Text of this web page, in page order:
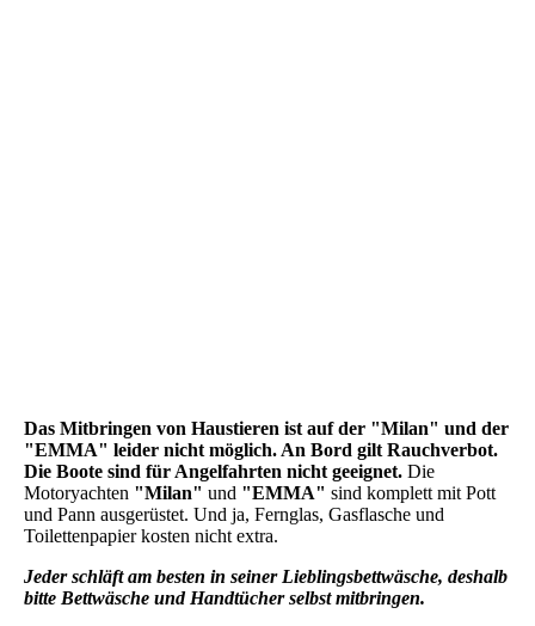
Das Mitbringen von Haustieren ist auf der "Milan" und der
"EMMA" leider nicht möglich. An Bord gilt Rauchverbot.
Die Boote sind für Angelfahrten nicht geeignet. Die
Motoryachten "Milan" und "EMMA" sind komplett mit Pott
und Pann ausgerüstet. Und ja, Fernglas, Gasflasche und
Toilettenpapier kosten nicht extra.
Jeder schläft am besten in seiner Lieblingsbettwäsche, deshalb
bitte Bettwäsche und Handtücher selbst mitbringen.